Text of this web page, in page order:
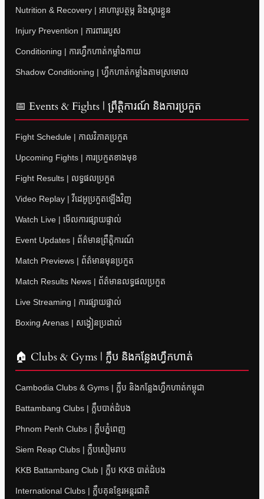
Nutrition & Recovery | អាហារូបត្ថម្ភ និងស្តារខ្លួន
Injury Prevention | ការពាររបួស
Conditioning | ការហ្វឹកហាត់កម្លាំងកាយ
Shadow Conditioning | ហ្វឹកហាត់កម្លាំងតាមស្រមោល
📅 Events & Fights | ព្រឹត្តិការណ៍ និងការប្រកួត
Fight Schedule | កាលវិភាគប្រកួត
Upcoming Fights | ការប្រកួតខាងមុខ
Fight Results | លទ្ធផលប្រកួត
Video Replay | វីដេអូប្រកួតឡើងវិញ
Watch Live | មើលការផ្សាយផ្ទាល់
Event Updates | ព័ត៌មានព្រឹត្តិការណ៍
Match Previews | ព័ត៌មានមុនប្រកួត
Match Results News | ព័ត៌មានលទ្ធផលប្រកួត
Live Streaming | ការផ្សាយផ្ទាល់
Boxing Arenas | សង្វៀនប្រដាល់
🏠 Clubs & Gyms | ក្លឹប និងកន្លែងហ្វឹកហាត់
Cambodia Clubs & Gyms | ក្លឹប និងកន្លែងហ្វឹកហាត់កម្ពុជា
Battambang Clubs | ក្លឹបបាត់ដំបង
Phnom Penh Clubs | ក្លឹបភ្នំពេញ
Siem Reap Clubs | ក្លឹបសៀមរាប
KKB Battambang Club | ក្លឹប KKB បាត់ដំបង
International Clubs | ក្លឹបគុនខ្មែរអន្តរជាតិ